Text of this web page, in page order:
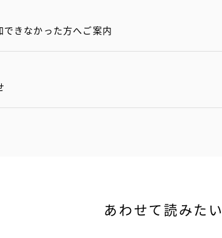
きなかった方へご案内
あわせて読みたい